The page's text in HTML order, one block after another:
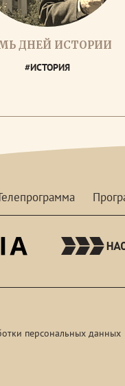
ДНЕЙ ИСТОРИИ
#ИСТОРИЯ
персональных данных